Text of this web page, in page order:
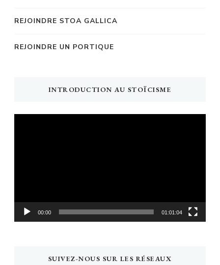
REJOINDRE STOA GALLICA
REJOINDRE UN PORTIQUE
INTRODUCTION AU STOÏCISME
00:00 01:01:04
SUIVEZ-NOUS SUR LES RÉSEAUX